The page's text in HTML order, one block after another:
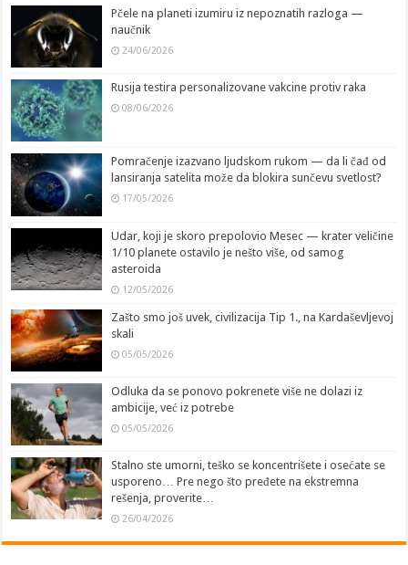
Pčele na planeti izumiru iz nepoznatih razloga —
naučnik
24/06/2026
Rusija testira personalizovane vakcine protiv raka
08/06/2026
Pomračenje izazvano ljudskom rukom — da li čađ od
lansiranja satelita može da blokira sunčevu svetlost?
17/05/2026
Udar, koji je skoro prepolovio Mesec — krater veličine
1/10 planete ostavilo je nešto više, od samog
asteroida
12/05/2026
Zašto smo još uvek, civilizacija Tip 1., na Kardaševljevoj
skali
05/05/2026
Odluka da se ponovo pokrenete više ne dolazi iz
ambicije, već iz potrebe
05/05/2026
Stalno ste umorni, teško se koncentrišete i osećate se
usporeno… Pre nego što pređete na ekstremna
rešenja, proverite…
26/04/2026